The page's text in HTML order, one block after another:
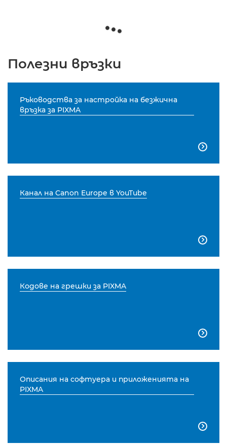
Полезни връзки
Ръководства за настройка на безжична
връзка за PIXMA

Канал на Canon Europe в YouTube

Кодове на грешки за PIXMA

Описания на софтуера и приложенията на
PIXMA
